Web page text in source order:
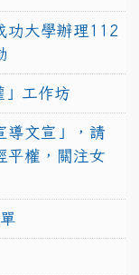
功大學辦理112
」工作坊
導文宣」，請
平權，關注女